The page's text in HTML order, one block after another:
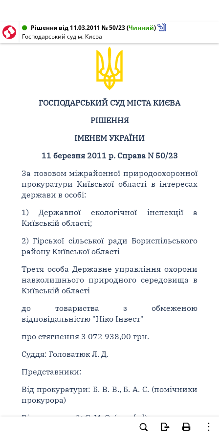
Рішення від 11.03.2011 № 50/23(Чинний)
Господарський суд м. Києва
ГОСПОДАРСЬКИЙ СУД МІСТА КИЄВА
РІШЕННЯ
ІМЕНЕМ УКРАЇНИ
11 березня 2011 р. Справа N 50/23
За позовом міжрайонної природоохоронної
прокуратури Київської області в інтересах
держави в особі:
1) Державної екологічної інспекції а
Київській області;
2) Гірської сільської ради Бориспільського
району Київської області
Третя особа Державне управління охорони
навколишнього природного середовища в
Київській області
до товариства з обмеженою
відповідальністю "Ніко Інвест"
про стягнення 3 072 938,00 грн.
Суддя: Головатюк Л. Д.
Представники:
Від прокуратури: Б. В. В., Б. А. С. (помічники
прокурора)
Від позивача-1: С. М. О. (дов. [...])